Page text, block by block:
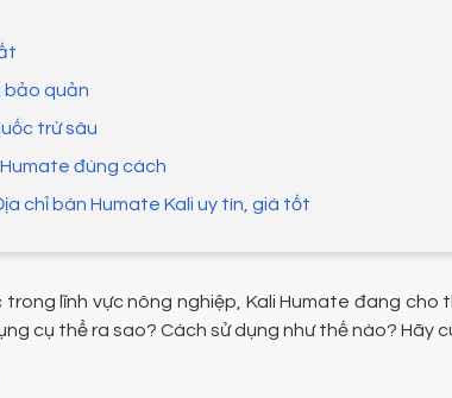
bảo quản
trừ sâu
Humate đúng cách
chỉ bán Humate Kali uy tín, giá tốt
lĩnh vực nông nghiệp, Kali Humate đang
cụ thể ra sao? Cách sử dụng như thế nào? Hãy